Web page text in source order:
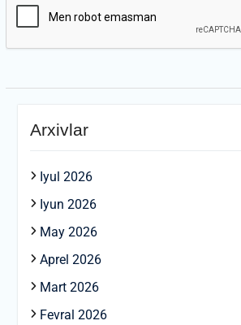
Arxivlar
Iyul 2026
Iyun 2026
May 2026
Aprel 2026
Mart 2026
Fevral 2026